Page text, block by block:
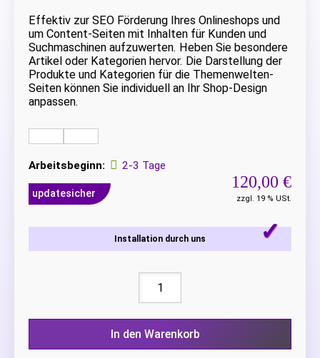
Effektiv zur SEO Förderung Ihres Onlineshops und
um Content-Seiten mit Inhalten für Kunden und
Suchmaschinen aufzuwerten. Heben Sie besondere
Artikel oder Kategorien hervor. Die Darstellung der
Produkte und Kategorien für die Themenwelten-
Seiten können Sie individuell an Ihr Shop-Design
anpassen.
Arbeitsbeginn: 2-3 Tage
updatesicher
120,00 €
zzgl. 19 % USt.
Installation durch uns
In den Warenkorb